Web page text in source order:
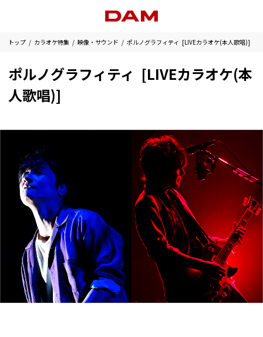
トップ カラオケ特集 映像・サウンド ポルノグラフィティ [LIVEカラオケ(本人歌唱)]
ポルノグラフィティ [LIVEカラオケ(本
人歌唱)]